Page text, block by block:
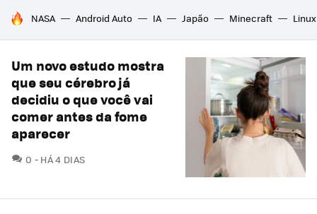
TENDÊNCIAS DO DIA
NASA Android Auto IA Japão Minecraft Linux
Um novo estudo mostra
que seu cérebro já
decidiu o que você vai
comer antes da fome
aparecer
0 COMENTÁRIOS
HÁ 4 DIAS